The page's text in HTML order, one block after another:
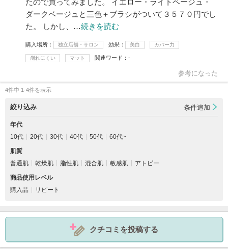
ダークベージュと三色＋ブラシがついて３５７０円でし
た。 しかし、…続きを読む
購入場所 独立店舗・サロン 効果 美白 カバー力
崩れにくい マット 関連ワード -
参考になった
4件中 1-4件を表示
絞り込み 条件追加
年代
10代
20代 30代 40代 50代
60代~
肌質
普通肌
乾燥肌 脂性肌 混合肌 敏感肌
アトピー
商品使用レベル
購入品
リピート
クチコミを投稿する